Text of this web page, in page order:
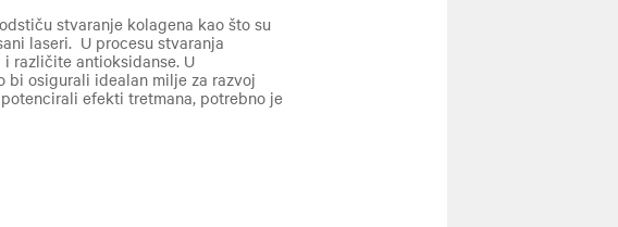
stvaranje kolagena kao što su
laseri. U procesu stvaranja
različite antioksidanse. U
bi osigurali idealan milje za razvoj
efekti tretmana, potrebno je